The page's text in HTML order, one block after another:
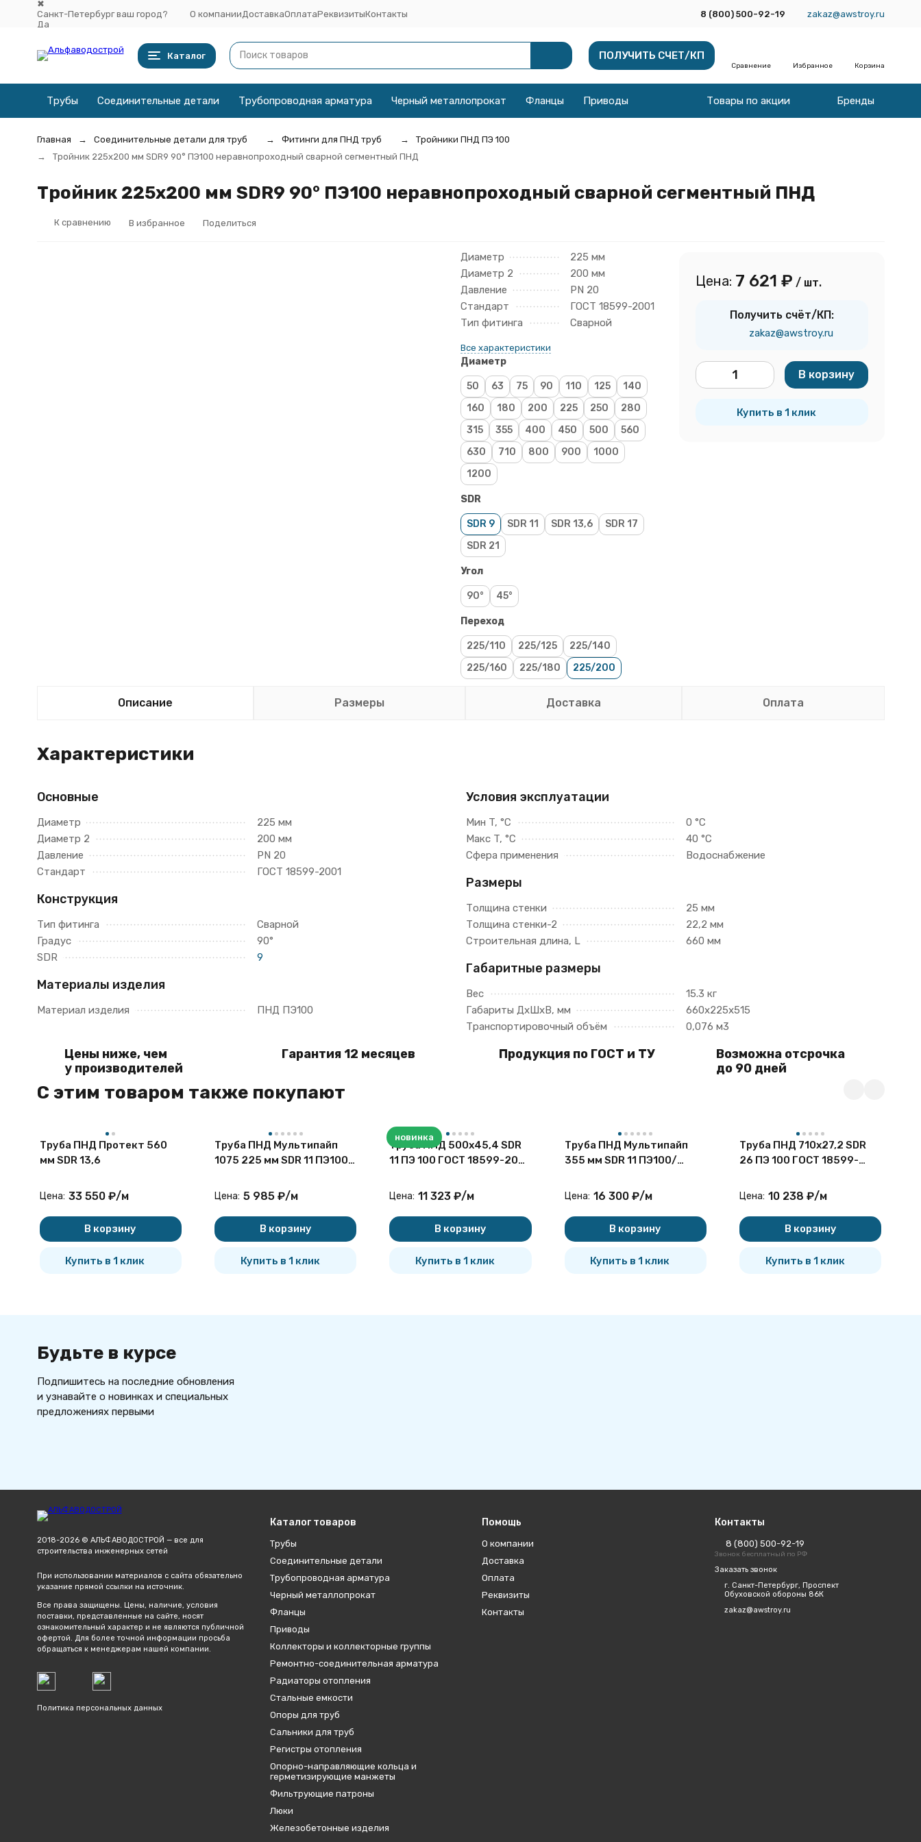
✖
Санкт-Петербург ваш город?
Да
О компании ДоставкаОплатаРеквизитыКонтакты 8 (800) 500-92-19 zakaz@awstroy.ru
Каталог ПОЛУЧИТЬ СЧЕТ/КП
Сравнение Избранное Корзина
Трубы Соединительные детали Трубопроводная арматура Черный металлопрокат Фланцы Приводы Товары по акции Бренды
Главная Соединительные детали для труб Фитинги для ПНД труб
Тройники ПНД ПЭ 100
Тройник 225х200 мм SDR9 90° ПЭ100 неравнопроходный сварной сегментный ПНД
Тройник 225х200 мм SDR9 90° ПЭ100 неравнопроходный сварной сегментный ПНД
К сравнению В избранное Поделиться
Диаметр
225 мм
Диаметр 2
200 мм
Давление
PN 20
Стандарт
ГОСТ 18599-2001
Тип фитинга
Сварной
Все характеристики
Диаметр
50 63 75 90 110 125
140
160
180 200 225 250
280
315
355 400 450 500
560
630
710 800 900
1000
1200
SDR
SDR 9 SDR 11 SDR 13,6
SDR 17
SDR 21
Угол
90° 45°
Переход
225/110 225/125
225/140
225/160
225/180 225/200
Цена: 7 621 ₽ / шт.
Получить счёт/КП:
zakaz@awstroy.ru
В корзину
Купить в 1 клик
Описание Размеры Доставка Оплата
Характеристики
Основные
Диаметр
225 мм
Диаметр 2
200 мм
Давление
PN 20
Стандарт
ГОСТ 18599-2001
Конструкция
Тип фитинга
Сварной
Градус
90°
SDR
9
Материалы изделия
Материал изделия ПНД ПЭ100
Условия эксплуатации
Мин T, °C
0 °C
Макс T, °C
40 °C
Сфера применения
Водоснабжение
Размеры
Толщина стенки
25 мм
Толщина стенки-2
22,2 мм
Строительная длина, L
660 мм
Габаритные размеры
Вес
15.3 кг
Габариты ДхШхВ, мм
660х225х515
Транспортировочный объём
0,076 м3
Цены ниже, чем
у производителей
Гарантия 12 месяцев Продукция по ГОСТ и ТУ
Возможна отсрочка
до 90 дней
C этим товаром также покупают
Труба ПНД Протект 560
мм SDR 13,6
Цена: 33 550 ₽/м
В корзину
Купить в 1 клик
Труба ПНД Мультипайп
1075 225 мм SDR 11 ПЭ100/
для воды
Цена: 5 985 ₽/м
В корзину
Купить в 1 клик
новинка
Труба ПНД 500х45,4 SDR
11 ПЭ 100 ГОСТ 18599-2001
Цена: 11 323 ₽/м
В корзину
Купить в 1 клик
Труба ПНД Мультипайп
355 мм SDR 11 ПЭ100/
для воды
Цена: 16 300 ₽/м
В корзину
Купить в 1 клик
Труба ПНД 710х27,2 SDR
26 ПЭ 100 ГОСТ 18599-
Цена: 10 238 ₽/м
В корзину
Купить в 1 клик
Будьте в курсе
Подпишитесь на последние обновления
и узнавайте о новинках и специальных
предложениях первыми
2018-2026 © АЛЬФАВОДОСТРОЙ — все для
строительства инженерных сетей
При использовании материалов с сайта обязательно
указание прямой ссылки на источник.
Все права защищены. Цены, наличие, условия
поставки, представленные на сайте, носят
ознакомительный характер и не являются публичной
офертой. Для более точной информации просьба
обращаться к менеджерам нашей компании.
Политика персональных данных
Каталог товаров
Трубы
Соединительные детали
Трубопроводная арматура
Черный металлопрокат
Фланцы
Приводы
Коллекторы и коллекторные группы
Ремонтно-соединительная арматура
Радиаторы отопления
Стальные емкости
Опоры для труб
Сальники для труб
Регистры отопления
Опорно-направляющие кольца и
герметизирующие манжеты
Фильтрующие патроны
Люки
Железобетонные изделия
Помощь
О компании
Доставка
Оплата
Реквизиты
Контакты
Контакты
8 (800) 500-92-19
Звонок бесплатный по РФ
Заказать звонок
г. Санкт-Петербург, Проспект
Обуховской обороны 86К
zakaz@awstroy.ru